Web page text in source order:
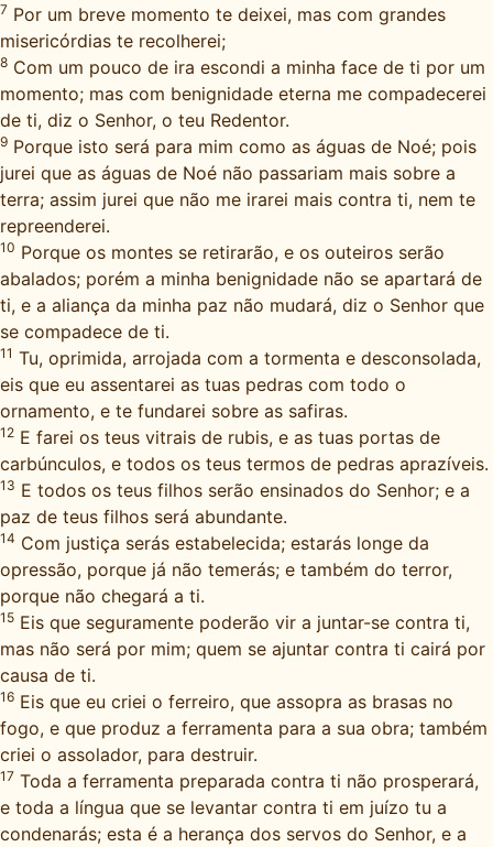
7 Por um breve momento te deixei, mas com grandes
misericórdias te recolherei;
8 Com um pouco de ira escondi a minha face de ti por um
momento; mas com benignidade eterna me compadecerei
de ti, diz o Senhor, o teu Redentor.
9 Porque isto será para mim como as águas de Noé; pois
jurei que as águas de Noé não passariam mais sobre a
terra; assim jurei que não me irarei mais contra ti, nem te
repreenderei.
10 Porque os montes se retirarão, e os outeiros serão
abalados; porém a minha benignidade não se apartará de
ti, e a aliança da minha paz não mudará, diz o Senhor que
se compadece de ti.
11 Tu, oprimida, arrojada com a tormenta e desconsolada,
eis que eu assentarei as tuas pedras com todo o
ornamento, e te fundarei sobre as safiras.
12 E farei os teus vitrais de rubis, e as tuas portas de
carbúnculos, e todos os teus termos de pedras aprazíveis.
13 E todos os teus filhos serão ensinados do Senhor; e a
paz de teus filhos será abundante.
14 Com justiça serás estabelecida; estarás longe da
opressão, porque já não temerás; e também do terror,
porque não chegará a ti.
15 Eis que seguramente poderão vir a juntar-se contra ti,
mas não será por mim; quem se ajuntar contra ti cairá por
causa de ti.
16 Eis que eu criei o ferreiro, que assopra as brasas no
fogo, e que produz a ferramenta para a sua obra; também
criei o assolador, para destruir.
17 Toda a ferramenta preparada contra ti não prosperará,
e toda a língua que se levantar contra ti em juízo tu a
condenarás; esta é a herança dos servos do Senhor, e a